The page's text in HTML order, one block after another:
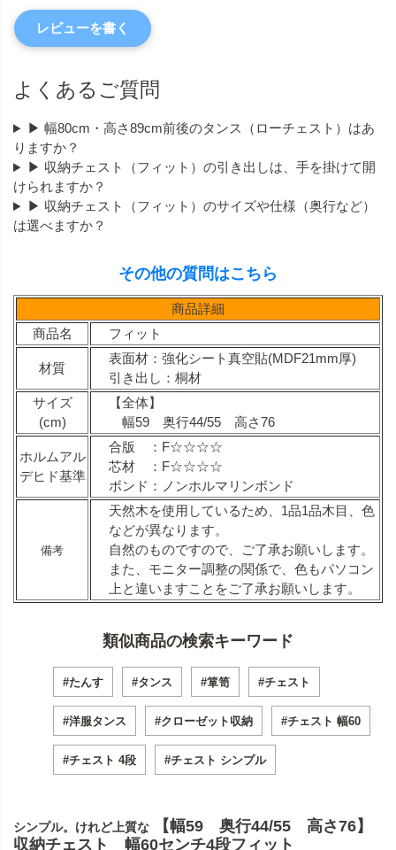
レビューを書く
よくあるご質問
▶ 幅80cm・高さ89cm前後のタンス（ローチェスト）はあ
りますか？
▶ 収納チェスト（フィット）の引き出しは、手を掛けて開
けられますか？
▶ 収納チェスト（フィット）のサイズや仕様（奥行など）
は選べますか？
その他の質問はこちら
商品詳細
商品名
フィット
材質
表面材：強化シート真空貼(MDF21mm厚)
引き出し：桐材
サイズ
(cm)
【全体】
幅59 奥行44/55 高さ76
ホルムアル
デヒド基準
合版 ：F☆☆☆☆
芯材 ：F☆☆☆☆
ボンド：ノンホルマリンボンド
備考
天然木を使用しているため、1品1品木目、色
などが異なります。
自然のものですので、ご了承お願いします。
また、モニター調整の関係で、色もパソコン
上と違いますことをご了承お願いします。
類似商品の検索キーワード
#たんす #タンス #箪笥 #チェスト
#洋服タンス #クローゼット収納 #チェスト 幅60
#チェスト 4段 #チェスト シンプル
シンプル。けれど上質な
【幅59 奥行44/55 高さ76】
収納チェスト 幅60センチ4段フィット